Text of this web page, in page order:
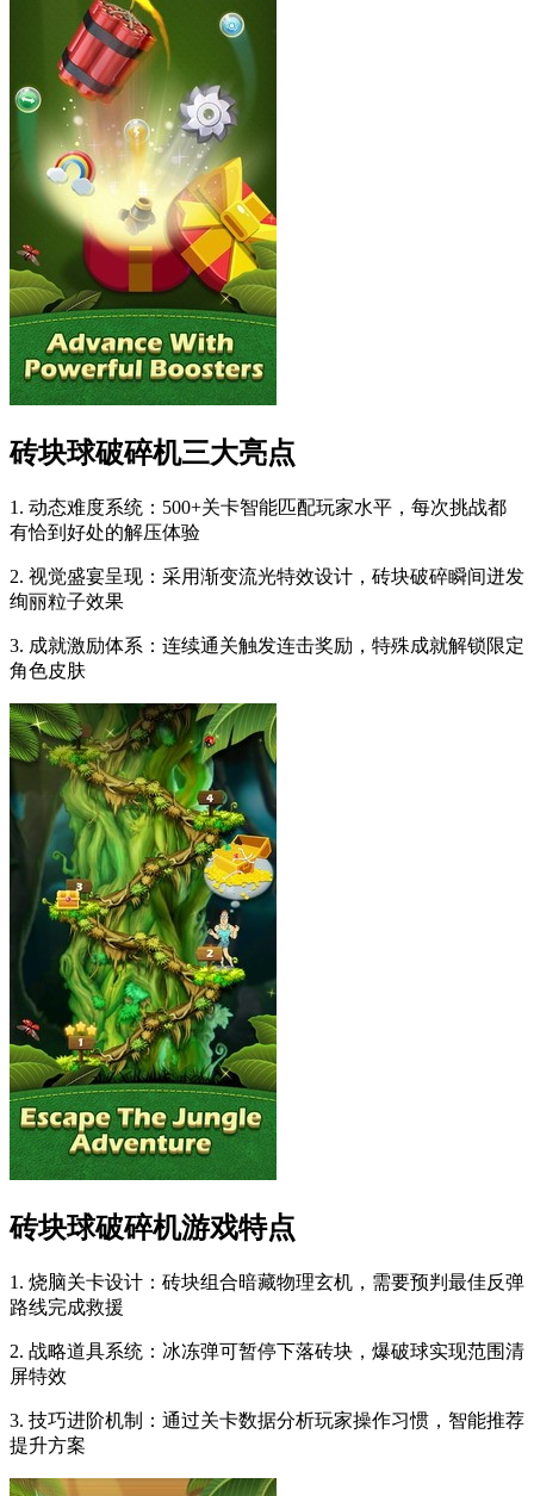
砖块球破碎机三大亮点
1. 动态难度系统：500+关卡智能匹配玩家水平，每次挑战都
有恰到好处的解压体验
2. 视觉盛宴呈现：采用渐变流光特效设计，砖块破碎瞬间迸发
绚丽粒子效果
3. 成就激励体系：连续通关触发连击奖励，特殊成就解锁限定
角色皮肤
砖块球破碎机游戏特点
1. 烧脑关卡设计：砖块组合暗藏物理玄机，需要预判最佳反弹
路线完成救援
2. 战略道具系统：冰冻弹可暂停下落砖块，爆破球实现范围清
屏特效
3. 技巧进阶机制：通过关卡数据分析玩家操作习惯，智能推荐
提升方案